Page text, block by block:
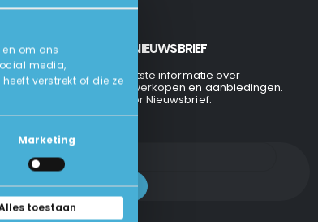
om ons
media,
verstrekt of die ze
Marketing
toestaan
INSCHRIJVEN NIEUWSBRIEF
Ontvang de laatste informatie over
evenementen, verkopen en aanbiedingen.
Aanmelden voor Nieuwsbrief: